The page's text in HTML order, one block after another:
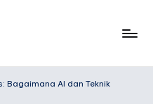
Bagaimana AI dan Teknik